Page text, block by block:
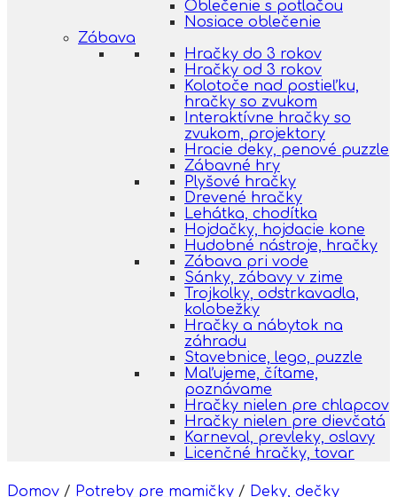
Oblečenie s potlačou
Nosiace oblečenie
Zábava
Hračky do 3 rokov
Hračky od 3 rokov
Kolotoče nad postieľku,
hračky so zvukom
Interaktívne hračky so
zvukom, projektory
Hracie deky, penové puzzle
Zábavné hry
Plyšové hračky
Drevené hračky
Lehátka, chodítka
Hojdačky, hojdacie kone
Hudobné nástroje, hračky
Zábava pri vode
Sánky, zábavy v zime
Trojkolky, odstrkavadla,
kolobežky
Hračky a nábytok na
záhradu
Stavebnice, lego, puzzle
Maľujeme, čítame,
poznávame
Hračky nielen pre chlapcov
Hračky nielen pre dievčatá
Karneval, prevleky, oslavy
Licenčné hračky, tovar
Domov / Potreby pre mamičky / Deky, dečky